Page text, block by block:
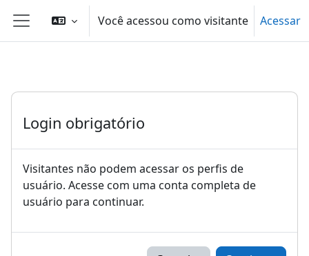
Ir para o conteúdo principal
Painel lateral
Você acessou como visitante Acessar
Login obrigatório
Visitantes não podem acessar os perfis de
usuário. Acesse com uma conta completa de
usuário para continuar.